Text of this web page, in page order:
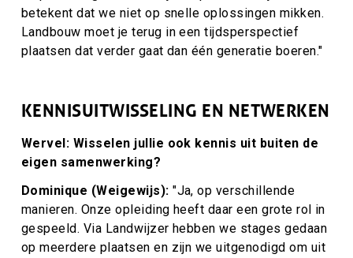
betekent dat we niet op snelle oplossingen mikken.
Landbouw moet je terug in een tijdsperspectief
plaatsen dat verder gaat dan één generatie boeren."
KENNISUITWISSELING EN NETWERKEN
Wervel: Wisselen jullie ook kennis uit buiten de
eigen samenwerking?
Dominique (Weigewijs):"Ja, op verschillende
manieren. Onze opleiding heeft daar een grote rol in
gespeeld. Via Landwijzer hebben we stages gedaan
op meerdere plaatsen en zijn we uitgenodigd om uit